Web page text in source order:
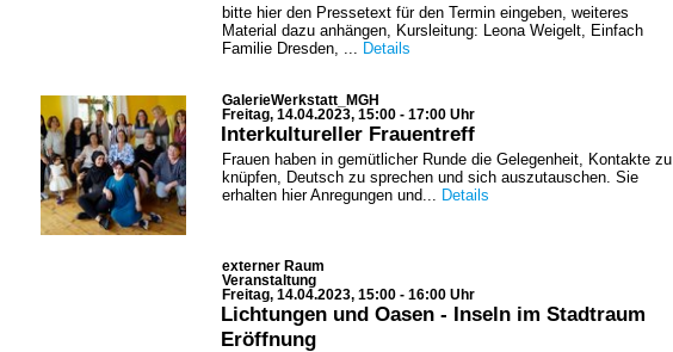
bitte hier den Pressetext für den Termin eingeben, weiteres
Material dazu anhängen, Kursleitung: Leona Weigelt, Einfach
Familie Dresden, ... Details
GalerieWerkstatt_MGH
Freitag, 14.04.2023, 15:00 - 17:00 Uhr
Interkultureller Frauentreff
Frauen haben in gemütlicher Runde die Gelegenheit, Kontakte zu
knüpfen, Deutsch zu sprechen und sich auszutauschen. Sie
erhalten hier Anregungen und... Details
externer Raum
Veranstaltung
Freitag, 14.04.2023, 15:00 - 16:00 Uhr
Lichtungen und Oasen - Inseln im Stadtraum
Eröffnung